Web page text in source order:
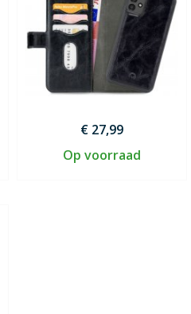
€ 27,99
Op voorraad